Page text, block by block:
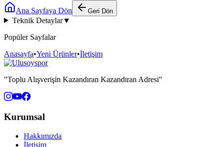
Ana Sayfaya Dön Geri Dön
Teknik Detaylar▼
Popüler Sayfalar
Anasayfa•Yeni Ürünler•İletişim
"Toplu Alışverişin Kazandıran Kazandıran Adresi"
Kurumsal
Hakkımızda
İletişim